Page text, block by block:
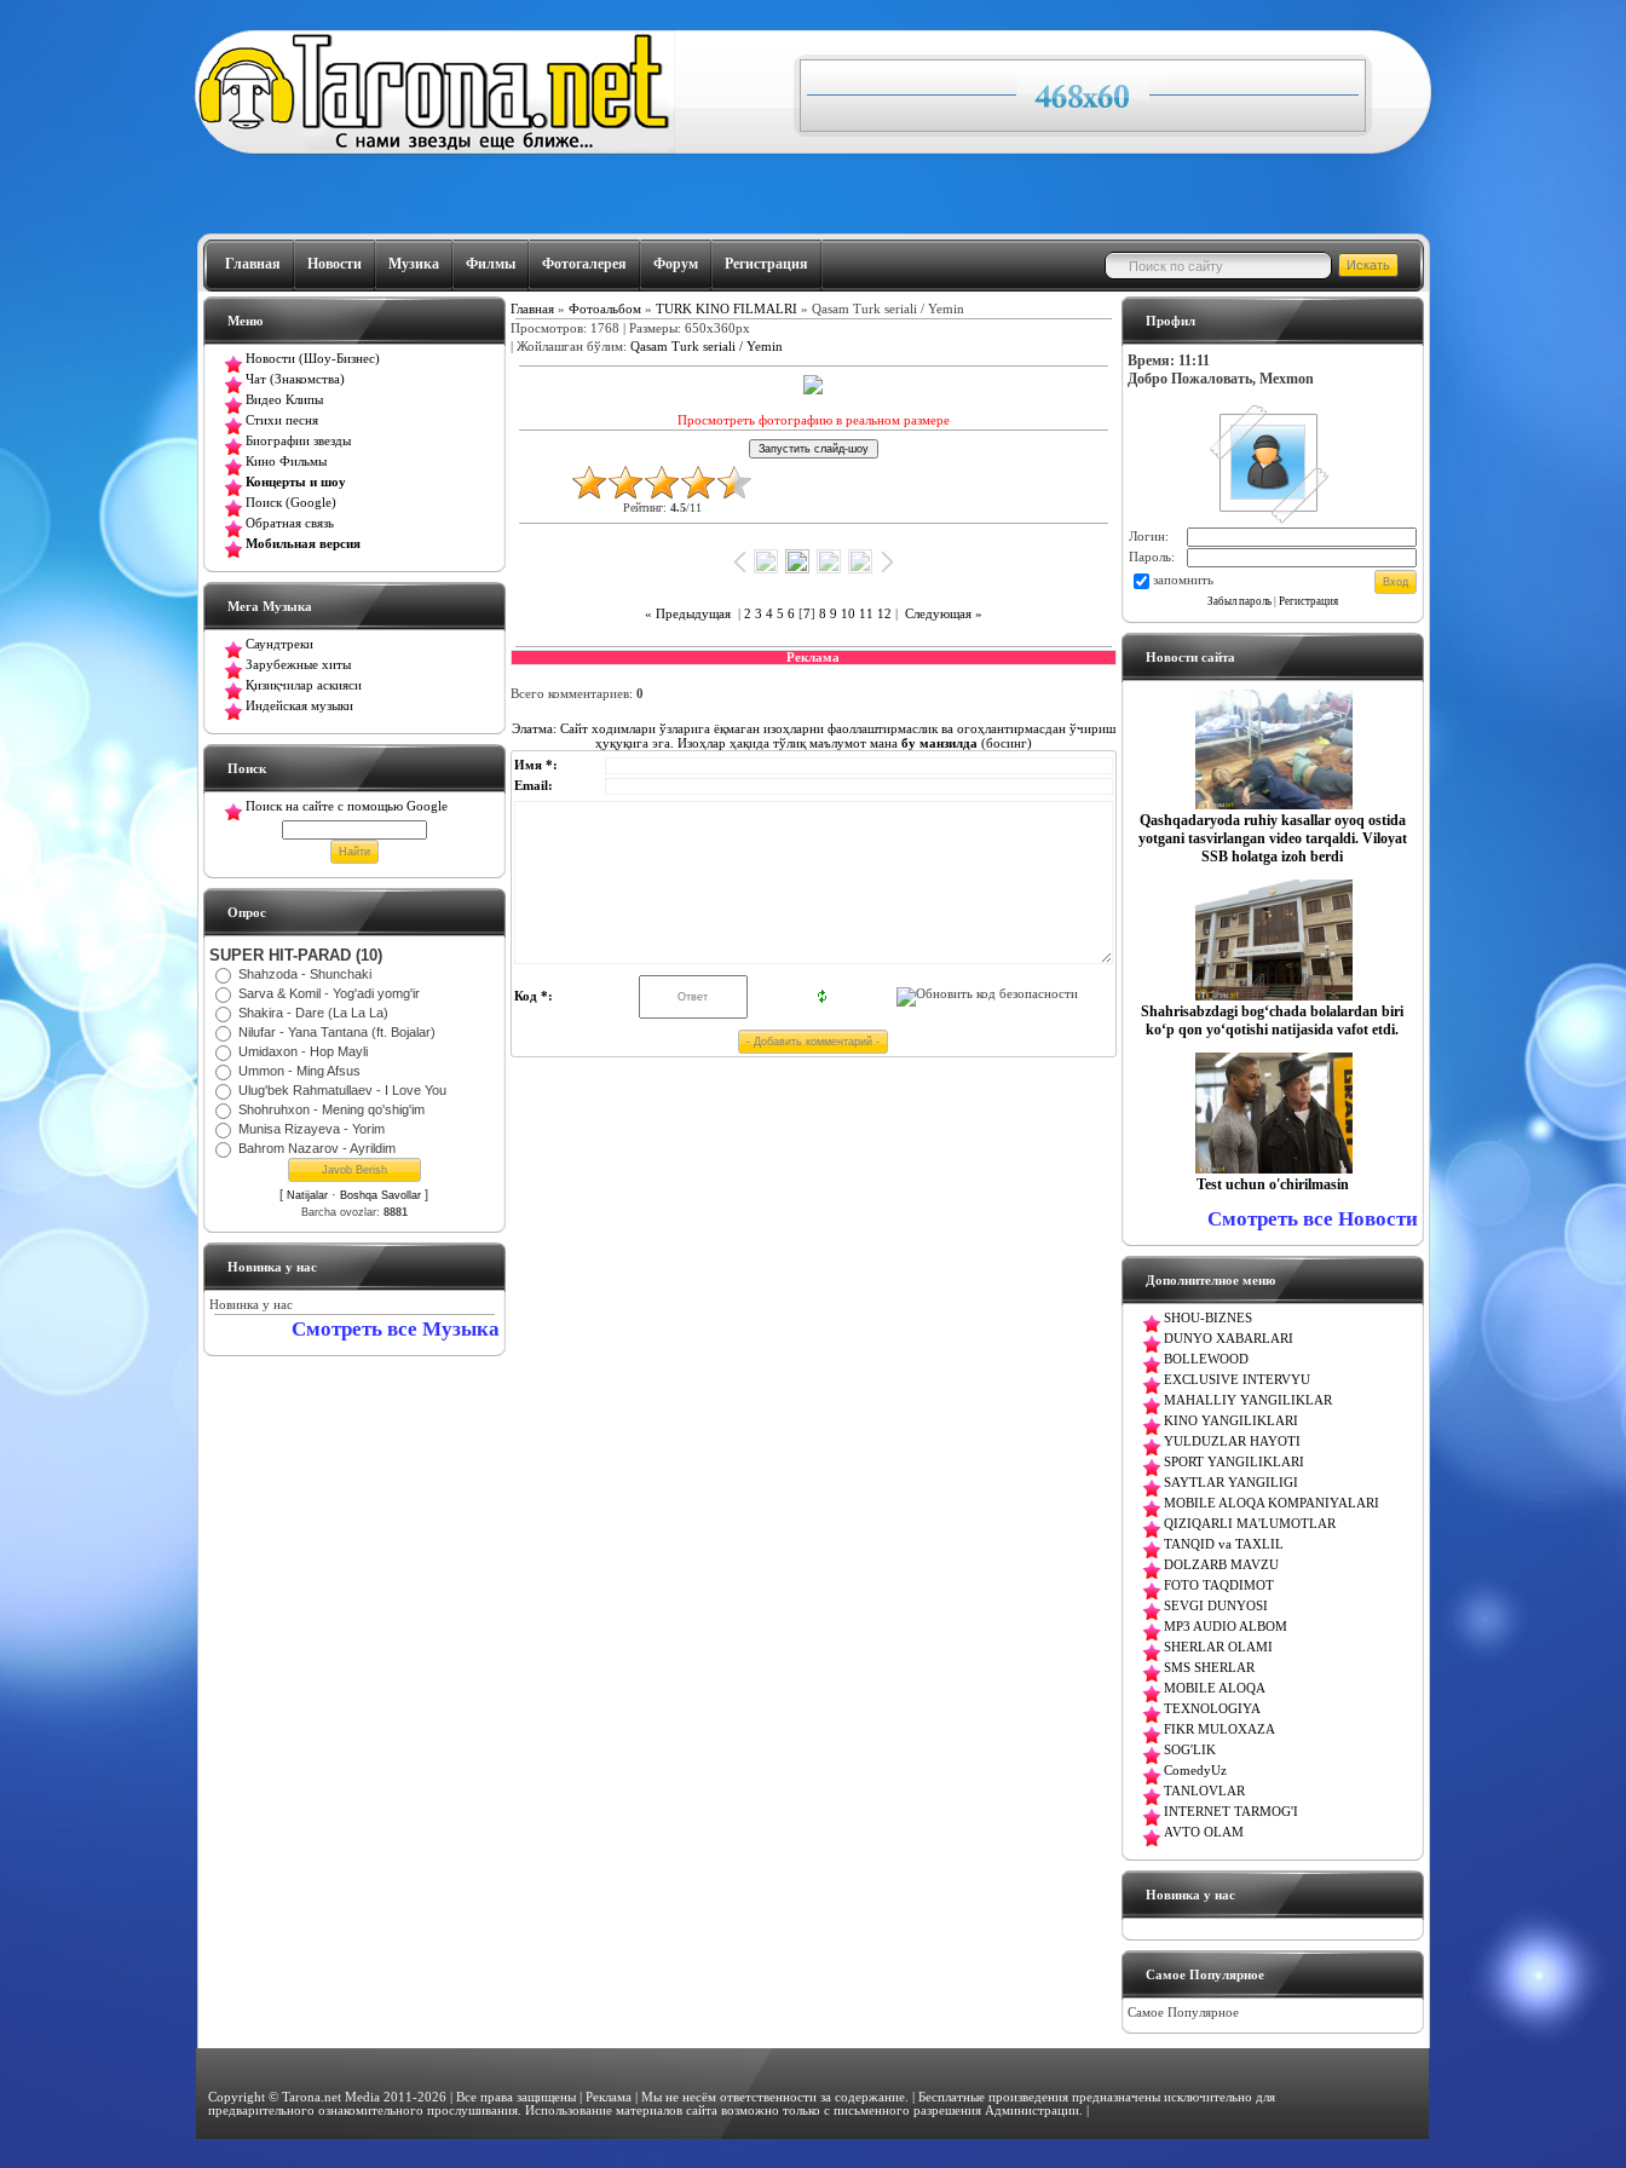
Главная Новости Музика Филмы Фотогалерея Форум Регистрация
Меню
Новости (Шоу-Бизнес)
Чат (Знакомства)
Видео Клипы
Стихи песня
Биографии звезды
Кино Фильмы
Концерты и шоу
Поиск (Google)
Обратная связь
Мобильная версия
Мега Музыка
Саундтреки
Зарубежные хиты
Қизиқчилар аскияси
Индейская музыки
Поиск
Поиск на сайте с помощью Google
Oпрос
SUPER HIT-PARAD (10)
Shahzoda - Shunchaki
Sarva & Komil - Yog'adi yomg'ir
Shakira - Dare (La La La)
Nilufar - Yana Tantana (ft. Bojalar)
Umidaxon - Hop Mayli
Ummon - Ming Afsus
Ulug'bek Rahmatullaev - I Love You
Shohruhxon - Mening qo'shig'im
Munisa Rizayeva - Yorim
Bahrom Nazarov - Ayrildim
[ Natijalar · Boshqa Savollar ]
Barcha ovozlar: 8881
Новинка у нас
Новинка у нас
Смотреть все Музыка
Главная» Фотоальбом» TURK KINO FILMALRI» Qasam Turk seriali / Yemin
Просмотров: 1768 | Размеры: 650x360px
Жойлашган бўлим: Qasam Turk seriali / Yemin
Просмотреть фотографию в реальном размере
Рейтинг: 4.5/11
« Предыдущая| 2 3 4 5 6[7] 8 9 10 11 12 Следующая »
Реклама
Всего комментариев: 0
Элатма: Сайт ходимлари ўзларига ёқмаган изоҳларни фаоллаштирмаслик ва огоҳлантирмасдан ўчириш
ҳуқуқига эга. Изоҳлар ҳақида тўлиқ маълумот манабу манзилда (босинг)
Имя *:
Email:
Код *:
Профил
Время: 11:11
Добро Пожаловать, Mexmon
Логин:
Пароль:
запомнить
Забыл пароль| Регистрация
Новости сайта
Qashqadaryoda ruhiy kasallar oyoq ostida
yotgani tasvirlangan video tarqaldi. Viloyat
SSB holatga izoh berdi
Shahrisabzdagi bog‘chada bolalardan biri
ko‘p qon yo‘qotishi natijasida vafot etdi.
Test uchun o'chirilmasin
Смотреть все Новости
Дополнителное меню
SHOU-BIZNES
DUNYO XABARLARI
BOLLEWOOD
EXCLUSIVE INTERVYU
MAHALLIY YANGILIKLAR
KINO YANGILIKLARI
YULDUZLAR HAYOTI
SPORT YANGILIKLARI
SAYTLAR YANGILIGI
MOBILE ALOQA KOMPANIYALARI
QIZIQARLI MA'LUMOTLAR
TANQID va TAXLIL
DOLZARB MAVZU
FOTO TAQDIMOT
SEVGI DUNYOSI
MP3 AUDIO ALBOM
SHERLAR OLAMI
SMS SHERLAR
MOBILE ALOQA
TEXNOLOGIYA
FIKR MULOXAZA
SOG'LIK
ComedyUz
TANLOVLAR
INTERNET TARMOG'I
AVTO OLAM
Новинка у нас
Самое Популярное
Самое Популярное
Copyright © Tarona.net Media 2011-2026 | Все права защищены |Реклама
| Мы не несём ответственности за содержание. | Бесплатные произведения предназначены исключительно для
предварительного ознакомительного прослушивания. Использование материалов сайта возможно только с письменного разрешения Администрации. |